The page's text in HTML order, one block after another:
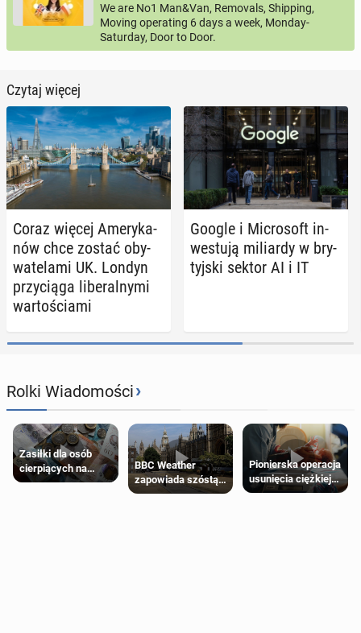
We are No1 Man&Van, Removals, Shipping,
Moving operating 6 days a week, Monday-
Saturday, Door to Door.
Czytaj więcej
Coraz więcej Ame­ry­ka­
nów chce zostać oby­
wa­te­la­mi UK. Londyn
przy­cią­ga li­be­ral­ny­mi
war­to­ścia­mi
Google i Mi­cro­soft in­
we­stu­ją mi­liar­dy w bry­
tyj­ski sektor AI i IT
Rolki Wiadomości›
Zasiłki dla osób
cierpiących na
schorzenia
BBC Weather
zapowiada szóstą
falę upałów w
Pionierska operacja
usunięcia ciężkiej
wady wrodzonej